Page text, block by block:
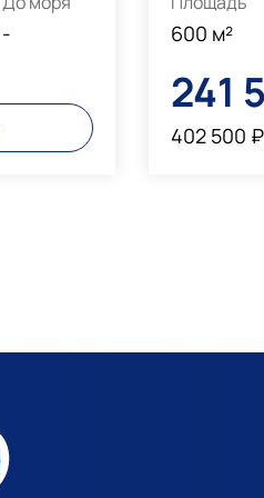
- 600 м²
241
402 500